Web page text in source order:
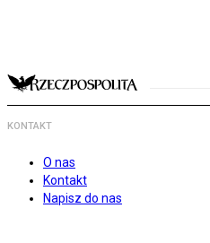
KONTAKT
O nas
Kontakt
Napisz do nas